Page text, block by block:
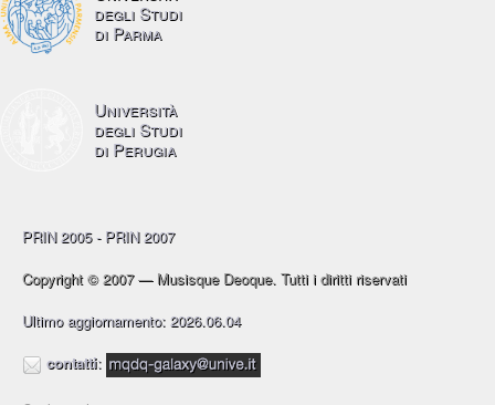
degli Studi
di Parma
Università
degli Studi
di Perugia
PRIN 2005 - PRIN 2007
Copyright © 2007 — Musisque Deoque. Tutti i diritti riservati
Ultimo aggiornamento: 2026.06.04
contatti: